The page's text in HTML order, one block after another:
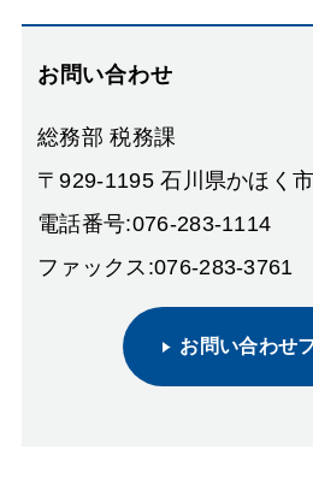
お問い合わせ
総務部 税務課
〒929-1195 石川県かほく
電話番号:076-283-1114
ファックス:076-283-3761
お問い合わせ